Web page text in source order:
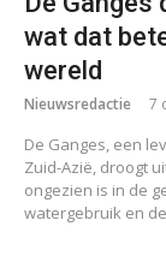
wat dat
wereld
Nieuwsredactie 7
De Ganges, een
Zuid-Azië, droogt
ongezien is in de
watergebruik en